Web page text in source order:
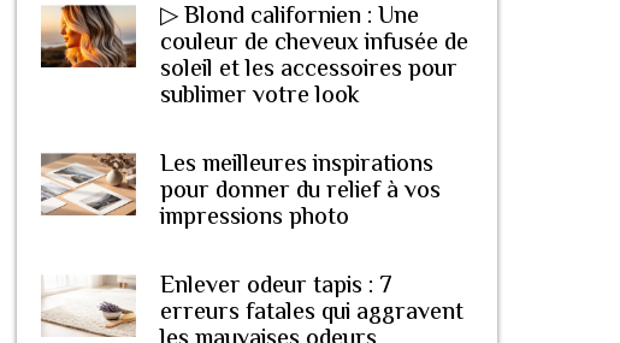
▷ Blond californien : Une
couleur de cheveux infusée de
soleil et les accessoires pour
sublimer votre look
Les meilleures inspirations
pour donner du relief à vos
impressions photo
Enlever odeur tapis : 7
erreurs fatales qui aggravent